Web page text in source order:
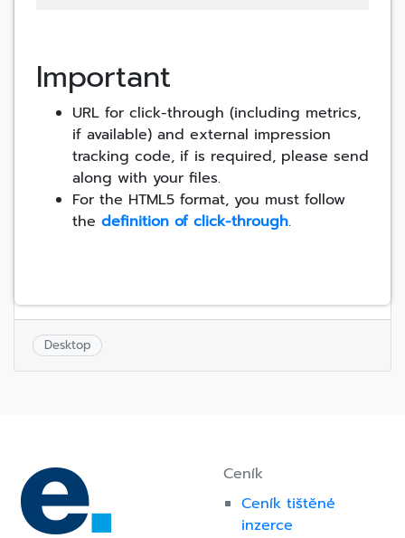
Important
URL for click-through (including metrics,
if available) and external impression
tracking code, if is required, please send
along with your files.
For the HTML5 format, you must follow
the definition of click-through.
Desktop
Ceník
Ceník tištěné
inzerce